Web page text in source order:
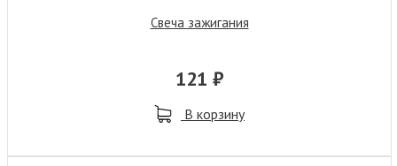
Свеча зажигания
121 ₽
В корзину